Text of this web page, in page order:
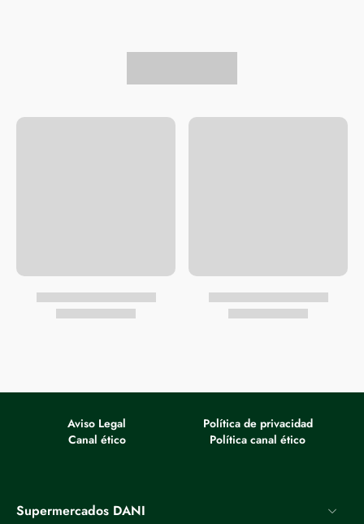
Aviso Legal
Política de privacidad
Canal ético
Política canal ético
Supermercados DANI